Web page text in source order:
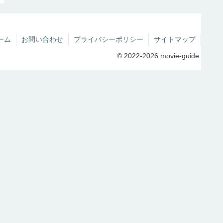
ム お問い合わせ プライバシーポリシー サイトマップ
© 2022-2026 movie-guide.